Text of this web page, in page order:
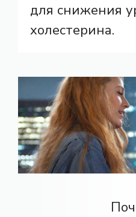
для снижения
холестерина.